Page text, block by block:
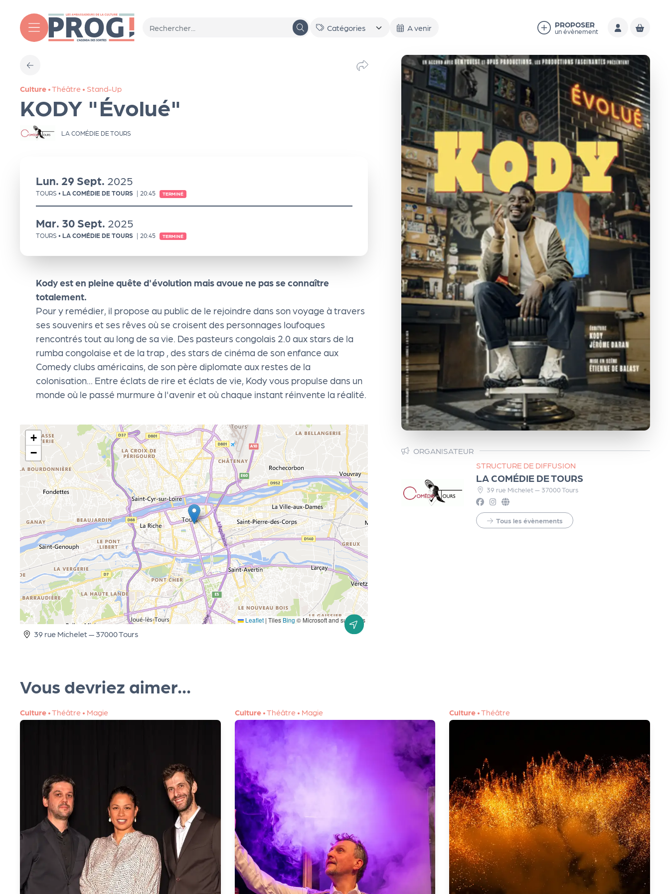
A venir PROPOSER
un évènement
Culture •Théâtre • Stand-Up
KODY "Évolué"
LA COMÉDIE DE TOURS
Lun. 29 Sept. 2025
TOURS • LA COMÉDIE DE TOURS | 20:45 TERMINÉ
Mar. 30 Sept. 2025
TOURS • LA COMÉDIE DE TOURS | 20:45 TERMINÉ
Kody est en pleine quête d'évolution mais avoue ne pas se connaître
totalement.
Pour y remédier, il propose au public de le rejoindre dans son voyage à travers
ses souvenirs et ses rêves où se croisent des personnages loufoques
rencontrés tout au long de sa vie. Des pasteurs congolais 2.0 aux stars de la
rumba congolaise et de la trap , des stars de cinéma de son enfance aux
Comedy clubs américains, de son père diplomate aux restes de la
colonisation... Entre éclats de rire et éclats de vie, Kody vous propulse dans un
monde où le passé murmure à l'avenir et où chaque instant réinvente la réalité.
+
−
Leaflet | Tiles Bing © Microsoft and suppliers
39 rue Michelet — 37000 Tours
ORGANISATEUR
STRUCTURE DE DIFFUSION
LA COMÉDIE DE TOURS
39 rue Michelet — 37000 Tours
Tous les évènements
Vous devriez aimer...
Culture •Théâtre • Magie Culture •Théâtre • Magie Culture •Théâtre
T
o
ut
a
g
e
n
d
a
Le
s
le
cti
on
s
P
R
O
G!
R
O
Le
M
ag
Su
ivr